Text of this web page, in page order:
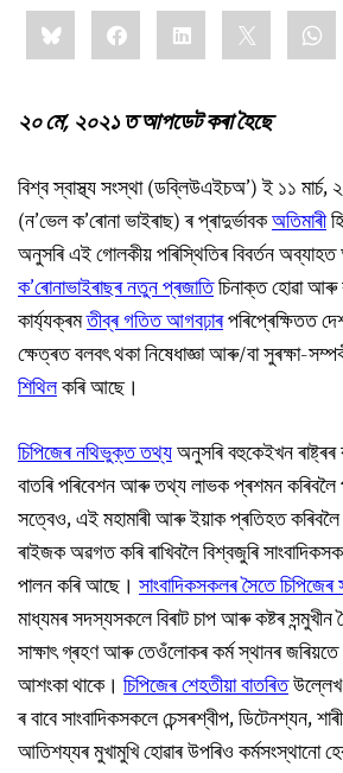
Share
this:BlueskyFacebookLinkedIn
২০ মে’, ২০২১ ত আপডেট কৰা হৈছে
বিশ্ব স্বাস্থ্য সংস্থা (ডব্লিউএইচঅ’) ই ১১
(ন’ভেল ক’ৰোনা ভাইৰাছ) ৰ প্ৰাদুৰ্ভাবকঅতিমাৰী
অনুসৰি এই গোলকীয় পৰিস্থিতিৰ বিবৰ্তন
ক’ৰোনাভাইৰাছৰ নতুন প্ৰজাতিচিনাক্ত হোৱা আৰু
কাৰ্য্যক্ৰমতীব্ৰ গতিত আগবঢ়াৰপৰিপ্ৰেক্ষিতত
ক্ষেত্ৰত বলবৎ থকা নিষেধাজ্ঞা আৰু/বা সুৰক্ষা-
শিথিলকৰি আছে।
চিপিজেৰ নথিভুক্ত তথ্যঅনুসৰি বহুকেইখন
বাতৰি পৰিবেশন আৰু তথ্য লাভক প্ৰশমন কৰিবলৈ
সত্বেও, এই মহামাৰী আৰু ইয়াক প্ৰতিহত কৰিবলৈ
ৰাইজক অৱগত কৰি ৰাখিবলৈ বিশ্বজুৰি
পালন কৰি আছে। সাংবাদিকসকলৰ সৈতে চিপিজেৰ
মাধ্যমৰ সদস্যসকলে বিৰাট চাপ আৰু কষ্টৰ
সাক্ষাৎ গ্ৰহণ আৰু তেওঁলোকৰ কৰ্ম স্থানৰ জৰিয়তে
আশংকা থাকে। চিপিজেৰ শেহতীয়া বাতৰিতউল্লেখ
ৰ বাবে সাংবাদিকসকলে চেন্সৰশ্বীপ, ডিটেনশ্যন,
আতিশয্যৰ মুখামুখি হোৱাৰ উপৰিও কৰ্মসংস্থানো